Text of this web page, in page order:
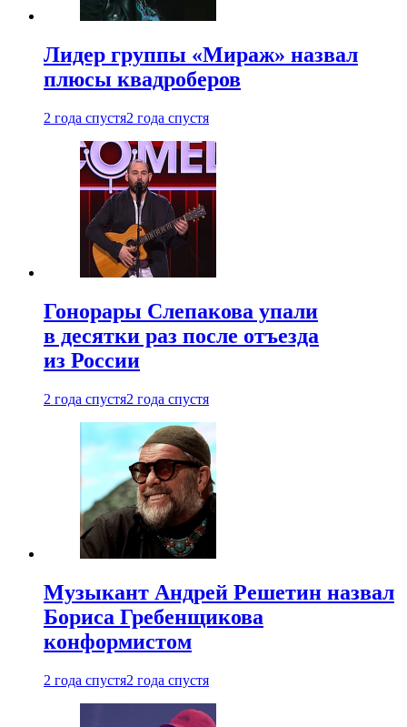
Лидер группы «Мираж» назвал
плюсы квадроберов
2 года спустя2 года спустя
Гонорары Слепакова упали
в десятки раз после отъезда
из России
2 года спустя2 года спустя
Музыкант Андрей Решетин назвал
Бориса Гребенщикова
конформистом
2 года спустя2 года спустя